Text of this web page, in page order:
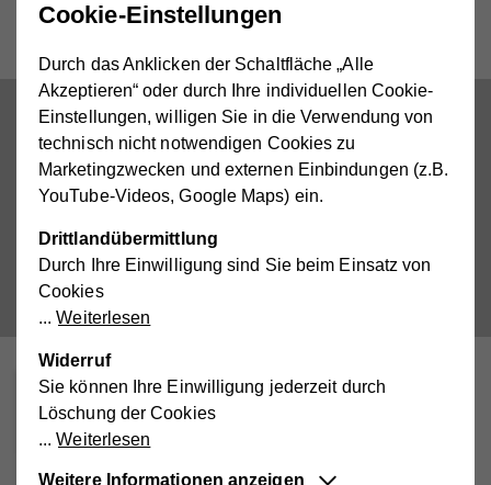
Interview mit Edeltraud Waldhauser
Externe Medien aktivieren.
Einmal Hilfswerk - immer Hilfswerk!
Edeltraud Waldhauser
Cookie-Einstellungen
Durch das Anklicken der Schaltfläche „Alle
Akzeptieren“ oder durch Ihre individuellen Cookie-
Einstellungen, willigen Sie in die Verwendung von
technisch nicht notwendigen Cookies zu
Marketingzwecken und externen Einbindungen (z.B.
YouTube-Videos, Google Maps) ein.
Drittlandübermittlung
Durch Ihre Einwilligung sind Sie beim Einsatz von
Cookies
Weiterlesen
Widerruf
Sie können Ihre Einwilligung jederzeit durch
Löschung der Cookies
Weiterlesen
Weitere Informationen anzeigen